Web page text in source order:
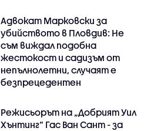
Адвокат Марковски за
убийството в Пловдив: Не
съм виждал подобна
жестокост и садизъм от
непълнолетни, случаят е
безпрецедентен
Режисьорът на „Добрият Уил
Хънтинг“ Гас Ван Сант - за